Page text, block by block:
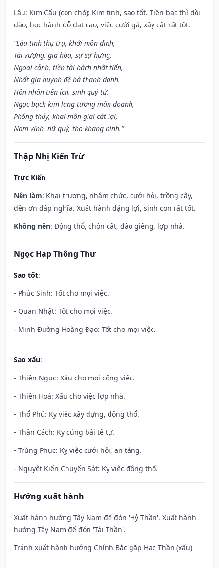
Lâu: Kim Cẩu (con chó): Kim tinh, sao tốt. Tiền bạc thì dồi
dào, học hành đỗ đạt cao, việc cưới gả, xây cất rất tốt.
“Lâu tinh thụ trụ, khởi môn đình,
Tài vượng, gia hòa, sự sự hưng,
Ngoại cảnh, tiền tài bách nhật tiến,
Nhất gia huynh đệ bá thanh danh.
Hôn nhân tiến ích, sinh quý tử,
Ngọc bạch kim lang tương mãn doanh,
Phóng thủy, khai môn giai cát lợi,
Nam vinh, nữ quý, thọ khang ninh.”
Thập Nhị Kiến Trừ
Trực Kiến
Nên làm: Khai trương, nhậm chức, cưới hỏi, trồng cây,
đền ơn đáp nghĩa. Xuất hành đặng lợi, sinh con rất tốt.
Không nên: Động thổ, chôn cất, đào giếng, lợp nhà.
Ngọc Hạp Thông Thư
Sao tốt:
- Phúc Sinh: Tốt cho mọi việc.
- Quan Nhật: Tốt cho mọi việc.
- Minh Đường Hoàng Đạo: Tốt cho mọi việc.
Sao xấu:
- Thiên Ngục: Xấu cho mọi công việc.
- Thiên Hoả: Xấu cho việc lợp nhà.
- Thổ Phủ: Kỵ việc xây dựng, động thổ.
- Thần Cách: Kỵ cúng bái tế tự.
- Trùng Phục: Kỵ việc cưới hỏi, an táng.
- Nguyệt Kiến Chuyển Sát: Kỵ việc động thổ.
Hướng xuất hành
Xuất hành hướng Tây Nam để đón 'Hỷ Thần'. Xuất hành
hướng Tây Nam để đón 'Tài Thần'.
Tránh xuất hành hướng Chính Bắc gặp Hạc Thần (xấu)